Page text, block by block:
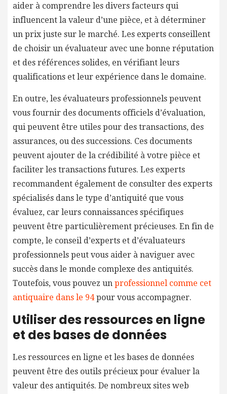
aider à comprendre les divers facteurs qui
influencent la valeur d’une pièce, et à déterminer
un prix juste sur le marché. Les experts conseillent
de choisir un évaluateur avec une bonne réputation
et des références solides, en vérifiant leurs
qualifications et leur expérience dans le domaine.
En outre, les évaluateurs professionnels peuvent
vous fournir des documents officiels d’évaluation,
qui peuvent être utiles pour des transactions, des
assurances, ou des successions. Ces documents
peuvent ajouter de la crédibilité à votre pièce et
faciliter les transactions futures. Les experts
recommandent également de consulter des experts
spécialisés dans le type d’antiquité que vous
évaluez, car leurs connaissances spécifiques
peuvent être particulièrement précieuses. En fin de
compte, le conseil d’experts et d’évaluateurs
professionnels peut vous aider à naviguer avec
succès dans le monde complexe des antiquités.
Toutefois, vous pouvez un professionnel comme cet
antiquaire dans le 94pour vous accompagner.
Utiliser des ressources en ligne
et des bases de données
Les ressources en ligne et les bases de données
peuvent être des outils précieux pour évaluer la
valeur des antiquités. De nombreux sites web